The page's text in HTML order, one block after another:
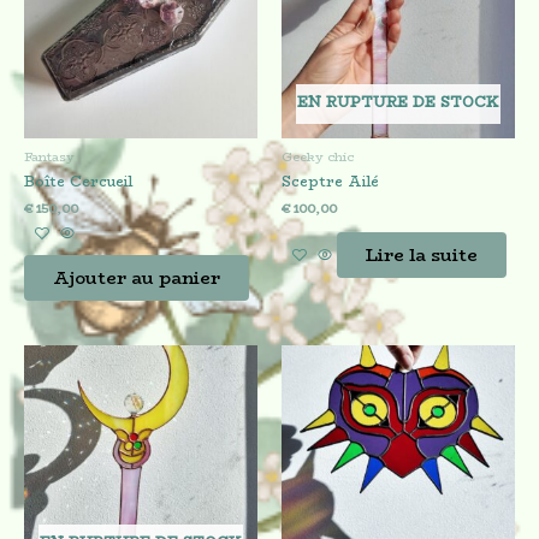
Fantasy
Boîte Cercueil
€150,00
Ajouter au panier
EN RUPTURE DE STOCK
Geeky chic
Sceptre Ailé
€100,00
Lire la suite